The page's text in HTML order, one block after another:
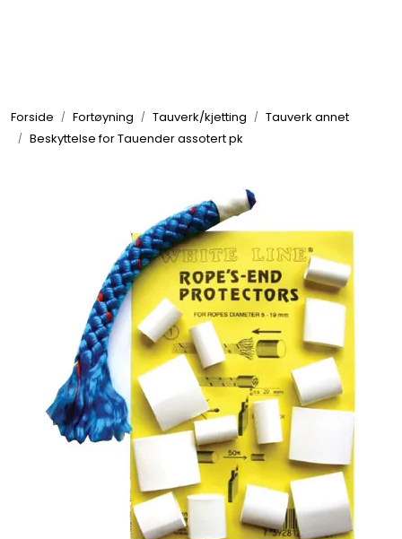
Forside Fortøyning Tauverk/kjetting
Tauverk annet
Beskyttelse for Tauender assotert pk
Elektrisk
Motor/Styring
Fortøyning
Fritid/Sikkerhet
Båtpleie/Opplag